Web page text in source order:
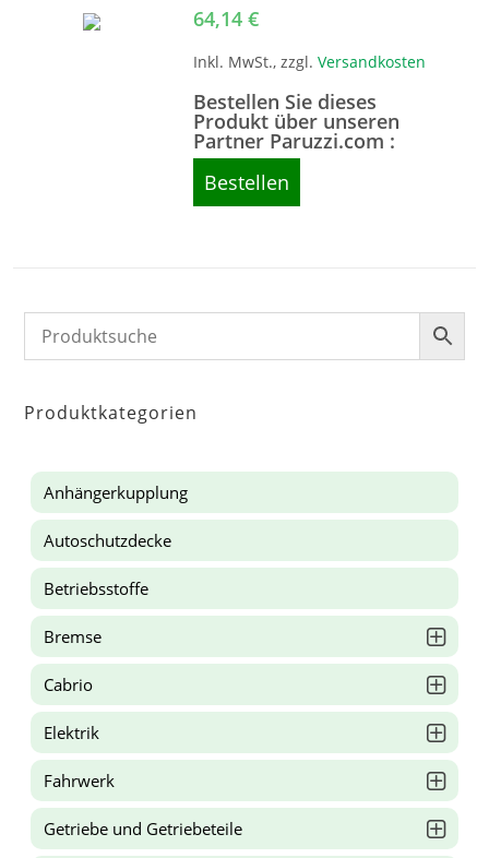
64,14€
Inkl. MwSt., zzgl.Versandkosten
Bestellen Sie dieses
Produkt über unseren
Partner Paruzzi.com :
Bestellen
Produktkategorien
Anhängerkupplung
Autoschutzdecke
Betriebsstoffe
Bremse
Cabrio
Elektrik
Fahrwerk
Getriebe und Getriebeteile